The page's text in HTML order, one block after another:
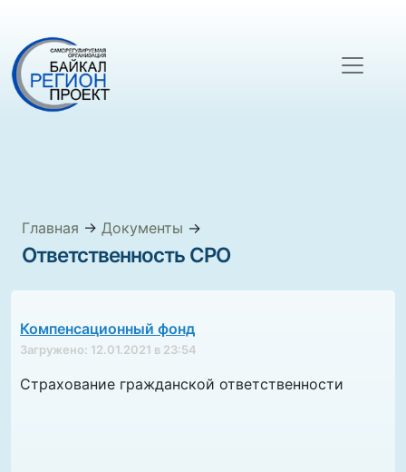
Главная → Документы →
Ответственность СРО
Компенсационный фонд
Загружено: 12.01.2021 в 23:54
Страхование гражданской ответственности